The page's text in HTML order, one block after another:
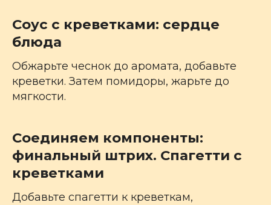
Соус с креветками: сердце
блюда
Обжарьте чеснок до аромата, добавьте
креветки. Затем помидоры, жарьте до
мягкости.
Соединяем компоненты:
финальный штрих. Спагетти с
креветками
Добавьте спагетти к креветкам,